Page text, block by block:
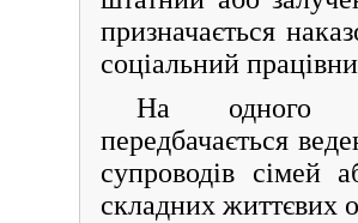
призначається
соціальний
На одного
передбачається
супроводів сімей
складних життєвих